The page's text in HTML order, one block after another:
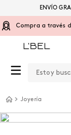
Compra a través
ENVÍO
Joyería